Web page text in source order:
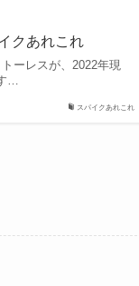
スパイクあれこれ
クあれこれ
ーレスが、2022年現
…